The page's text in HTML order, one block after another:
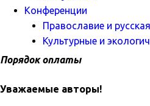
Конференции
Православие и
Культурные и
Порядок оплаты
Уважаемые авторы!